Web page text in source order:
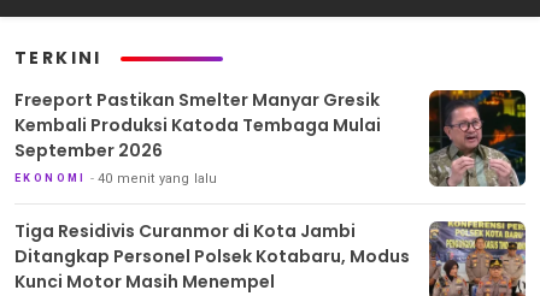
TERKINI
Freeport Pastikan Smelter Manyar Gresik
Kembali Produksi Katoda Tembaga Mulai
September 2026
EKONOMI 40 menit yang lalu
Tiga Residivis Curanmor di Kota Jambi
Ditangkap Personel Polsek Kotabaru, Modus
Kunci Motor Masih Menempel